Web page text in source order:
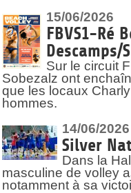
15/06/2026
FBVS1-Ré
Descamps/
Sur le circuit
Sobezalz ont
que les locaux
hommes.
14/06/2026
Silver
Dans la
masculine de volley
notamment à sa